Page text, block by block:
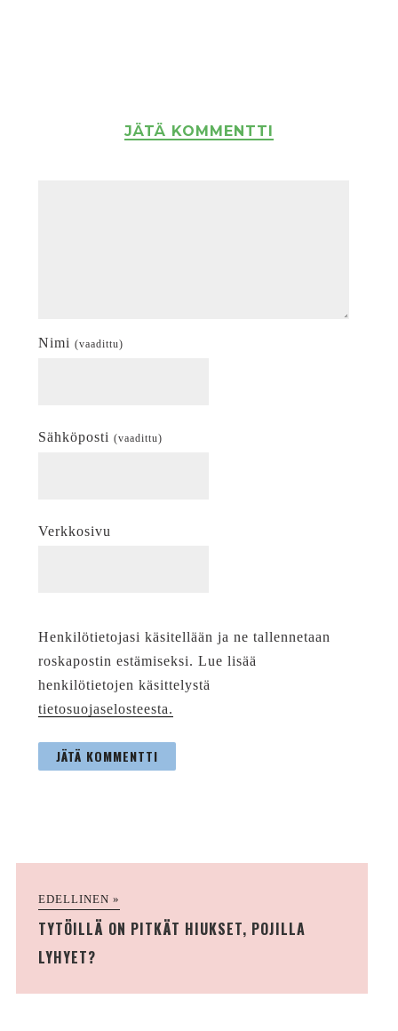
JÄTÄ KOMMENTTI
Nimi (vaadittu)
Sähköposti (vaadittu)
Verkkosivu
Henkilötietojasi käsitellään ja ne tallennetaan
roskapostin estämiseksi. Lue lisää
henkilötietojen käsittelystä
tietosuojaselosteesta.
EDELLINEN »
TYTÖILLÄ ON PITKÄT HIUKSET, POJILLA
LYHYET?